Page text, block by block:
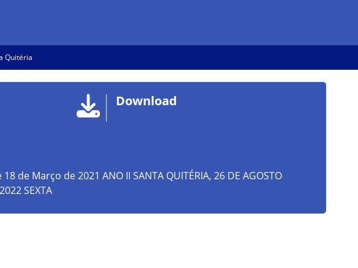
Quitéria
Download
de Março de 2021 ANO II SANTA QUITÉRIA, 26 DE AGOSTO
SEXTA